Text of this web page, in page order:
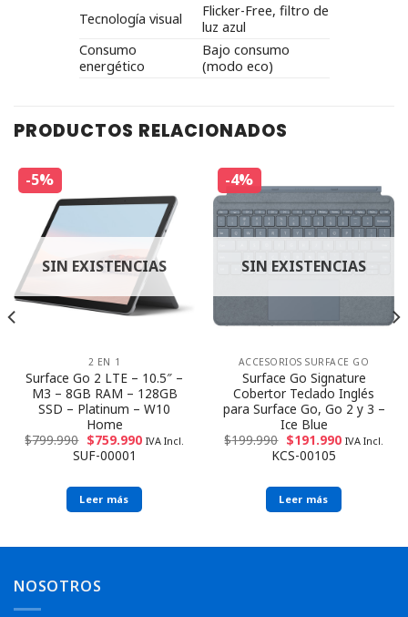
Tecnología visual
Flicker-Free, filtro de
luz azul
Consumo
energético
Bajo consumo
(modo eco)
PRODUCTOS RELACIONADOS
-5%
SIN EXISTENCIAS
2 EN 1
Surface Go 2 LTE – 10.5″ –
M3 – 8GB RAM – 128GB
SSD – Platinum – W10
Home
$799.990 $759.990 IVA Incl.
SUF-00001
Leer más
-4%
SIN EXISTENCIAS
ACCESORIOS SURFACE GO
Surface Go Signature
Cobertor Teclado Inglés
para Surface Go, Go 2 y 3 –
Ice Blue
$199.990 $191.990 IVA Incl.
KCS-00105
Leer más
NOSOTROS